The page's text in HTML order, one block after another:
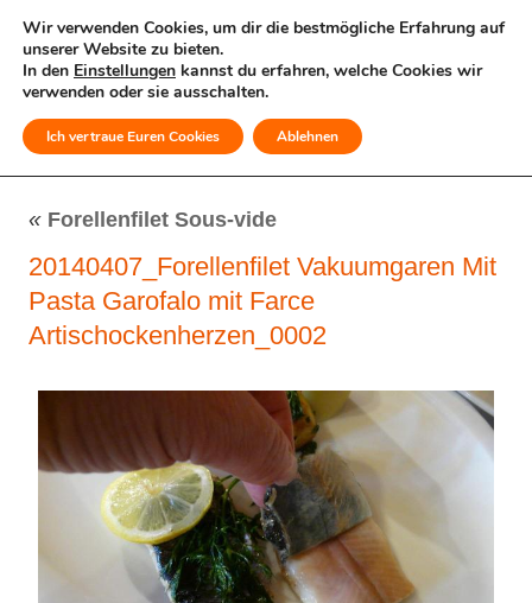
MENÜ
« Forellenfilet Sous-vide
20140407_Forellenfilet Vakuumgaren Mit
Pasta Garofalo mit Farce
Artischockenherzen_0002
Wir verwenden Cookies, um dir die bestmögliche Erfahrung auf
unserer Website zu bieten.
In den Einstellungen kannst du erfahren, welche Cookies wir
verwenden oder sie ausschalten.
Ich vertraue Euren Cookies Ablehnen